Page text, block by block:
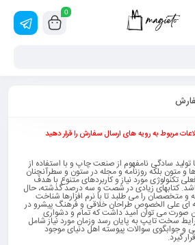
0
مربوط به رویه های ارسال سفارش را قرار دهید
سادگی نامفهوم از صنعت چاپ و با استفاده از
و متون بلکه روزنامه و مجله در ستون و سطرآنچنان
تکنولوژی مورد نیاز و کاربردهای متنوع با هدف
باشد. کتابهای زیادی در شصت و سه درصد گذشته، حال
و متخصصان را می طلبد تا با نرم افزارها شناخت
ای علی الخصوص طراحان خلاقی و فرهنگ پیشرو در
صورت می توان امید داشت که تمام و دشواری
سخت تایپ به پایان رسد وزمان مورد نیاز شامل
و جوابگوی سوالات پیوسته اهل دنیای موجود
گیرد.